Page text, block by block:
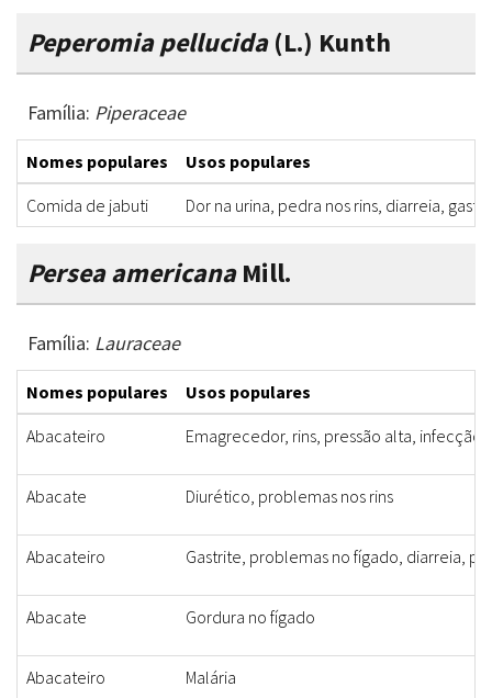
Peperomia pellucida(L.) Kunth
Família: Piperaceae
Nomes populares
Usos populares
Comida de jabuti
Dor na urina, pedra nos rins, diarreia,
Persea americanaMill.
Família: Lauraceae
Nomes populares
Usos populares
Abacateiro
Emagrecedor, rins, pressão alta,
Abacate Diurético, problemas nos rins
Abacateiro Gastrite, problemas no fígado, diarreia,
Abacate Gordura no fígado
Abacateiro Malária